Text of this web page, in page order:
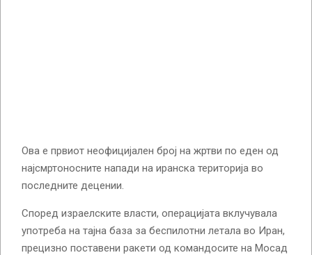
Ова е првиот неофицијален број на жртви по еден од
најсмртоносните напади на иранска територија во
последните децении.
Според израелските власти, операцијата вклучувала
употреба на тајна база за беспилотни летала во Иран,
прецизно поставени ракети од командосите на Мосад